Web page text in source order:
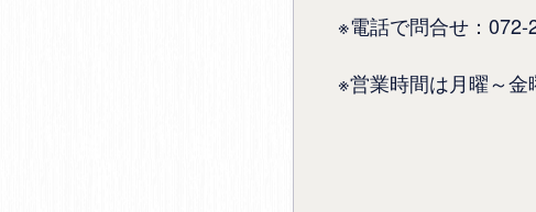
※電話で問合せ：072-
※営業時間は月曜～金